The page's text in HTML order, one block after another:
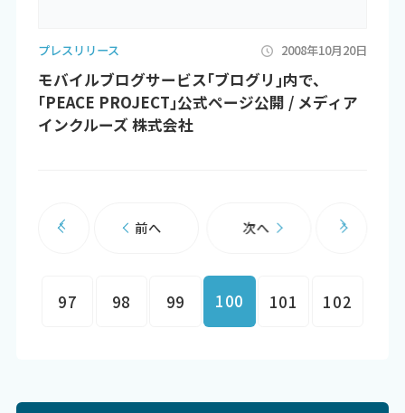
プレスリリース 2008年10月20日
モバイルブログサービス｢ブログリ｣内で、
｢PEACE PROJECT｣公式ページ公開 / メディア
インクルーズ 株式会社
前へ
97 98 99 100 101 102
次へ